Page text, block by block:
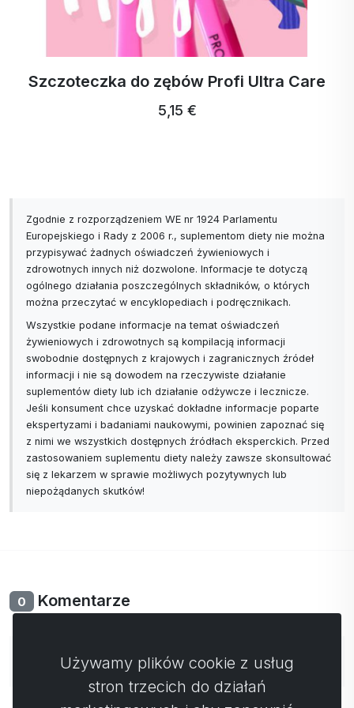
18. Skóra: 10 analiz
19. układ hormonalny: 7 analiz
20. układ odpornościowy: 9 analiz
22. metale ciężkie: 7 analiz
28) Ginekologia: 9 analiz
29) Piersi: 5 analiz
30. Pierwiastki ludzkie: 6 kompleksowych raportów
31. otyłość: 5 analiz
32. Kolagen: 14 analiz
33. Kanały i zabezpieczenia (południki): 16 analiz
34. Puls serca i mózgu: 9 analiz
35. Lipidy krwi: 7 analiz
36. Plemniki i nasienie: 4 analizy
37. Cykl menstruacyjny: 4 analizy
38. Raport złożony - podsumowanie problemów
zdrowotnych
39. Nowe oprogramowanie + więcej wyników (np.
ADHD u dzieci i inne)
40 W dowolnym języku
Szczoteczka do zębów Profi Ultra Care
5,15 €
Zgodnie z rozporządzeniem WE nr 1924 Parlamentu
Europejskiego i Rady z 2006 r., suplementom diety nie można
przypisywać żadnych oświadczeń żywieniowych i
zdrowotnych innych niż dozwolone. Informacje te dotyczą
ogólnego działania poszczególnych składników, o których
można przeczytać w encyklopediach i podręcznikach.
Wszystkie podane informacje na temat oświadczeń
żywieniowych i zdrowotnych są kompilacją informacji
swobodnie dostępnych z krajowych i zagranicznych źródeł
informacji i nie są dowodem na rzeczywiste działanie
suplementów diety lub ich działanie odżywcze i lecznicze.
Jeśli konsument chce uzyskać dokładne informacje poparte
ekspertyzami i badaniami naukowymi, powinien zapoznać się
z nimi we wszystkich dostępnych źródłach eksperckich. Przed
zastosowaniem suplementu diety należy zawsze skonsultować
się z lekarzem w sprawie możliwych pozytywnych lub
niepożądanych skutków!
0 Komentarze
komentarzem.
Używamy plików cookie z usług
stron trzecich do działań